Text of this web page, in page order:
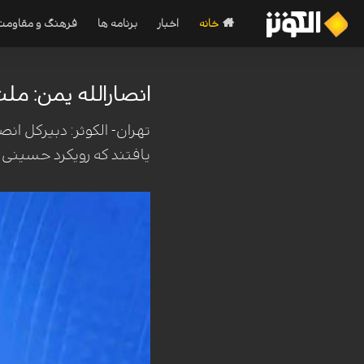
خانه اخبار برنامه ها فرهنگ و
انصارالله یمن:
تهران- الکوثر: دبیرکل
یافتند که رویکرد حسینی